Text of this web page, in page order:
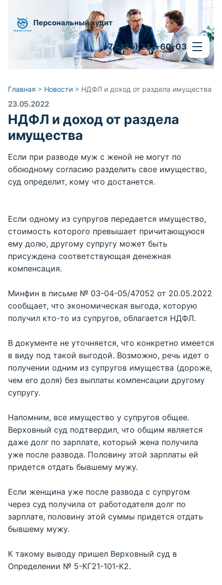
Персональный аудит
+7 (495) 287-60-03
Главная > Новости > НДФЛ и доход от раздела имущества
23.05.2022
НДФЛ и доход от раздела
имущества
Если при разводе муж с женой не могут по
обоюдному согласию разделить свое имущество,
суд определит, кому что достанется.
Если одному из супругов передается имущество,
стоимость которого превышает причитающуюся
ему долю, другому супругу может быть
присуждена соответствующая денежная
компенсация.
Минфин в письме № 03-04-05/47052 от 20.05.2022
сообщает, что экономическая выгода, которую
получил кто-то из супругов, облагается НДФЛ.
В документе не уточняется, что конкретно имеется
в виду под такой выгодой. Возможно, речь идет о
получении одним из супругов имущества (дороже,
чем его доля) без выплаты компенсации другому
супругу.
Напомним, все имущество у супругов общее.
Верховный суд подтвердил, что общим является
даже долг по зарплате, который жена получила
уже после развода. Половину этой зарплаты ей
придется отдать бывшему мужу.
Если женщина уже после развода с супругом
через суд получила от работодателя долг по
зарплате, половину этой суммы придется отдать
бывшему мужу.
К такому выводу пришел Верховный суд в
Определении № 5-КГ21-101-К2.